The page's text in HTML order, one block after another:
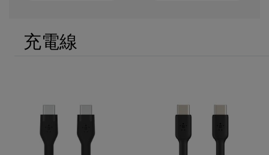
充電線